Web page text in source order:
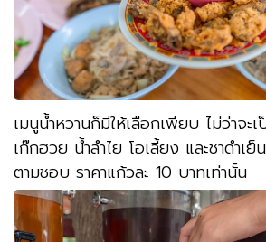
เมนูน้ำหวานก็มีให้เลือกเพียบ ไม่ว่าจะ
เก๊กฮวย น้ำลำไย โอเลี้ยง และชาดำเ
ตามชอบ ราคาแก้วละ 10 บาทเท่านั้น